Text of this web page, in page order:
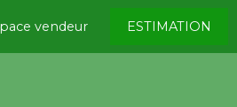
vendeur ESTIMATION